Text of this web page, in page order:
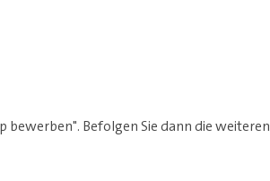
Befolgen Sie dann die weiteren